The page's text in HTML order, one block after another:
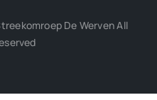
De Werven All